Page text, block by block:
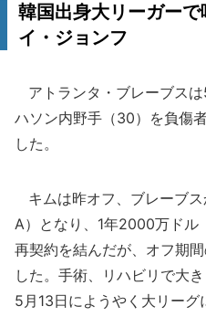
韓国出身大リーガー
イ・ジョンフ
アトランタ・ブレーブスは
ハソン内野手（30）を負傷
した。
キムは昨オフ、ブレーブ
A）となり、1年2000万ドル
再契約を結んだが、オフ期
した。手術、リハビリで大
5月13日にようやく大リーグ